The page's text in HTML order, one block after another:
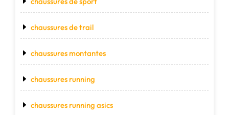
chaussures de trail
chaussures montantes
chaussures running
chaussures running asics